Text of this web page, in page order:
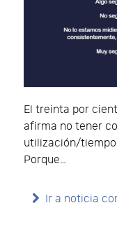
El treinta por
afirma no tener
utilización/
Porque…
Ir a noticia